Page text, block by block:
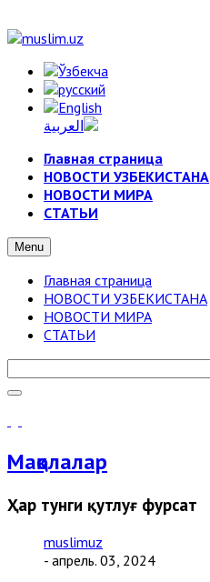
Главная страница
НОВОСТИ УЗБЕКИСТАНА
НОВОСТИ МИРА
СТАТЬИ
Menu
Главная страница
НОВОСТИ УЗБЕКИСТАНА
НОВОСТИ МИРА
СТАТЬИ
Мақолалар
Ҳар тунги қутлуғ фурсат
muslimuz
- апрель. 03, 2024